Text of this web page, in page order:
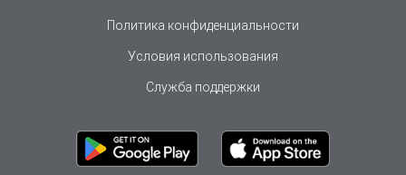
Политика конфиденциальности
Условия использования
Служба поддержки